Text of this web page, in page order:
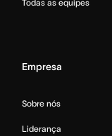
Todas as equipes
Empresa
Sobre nós
Liderança